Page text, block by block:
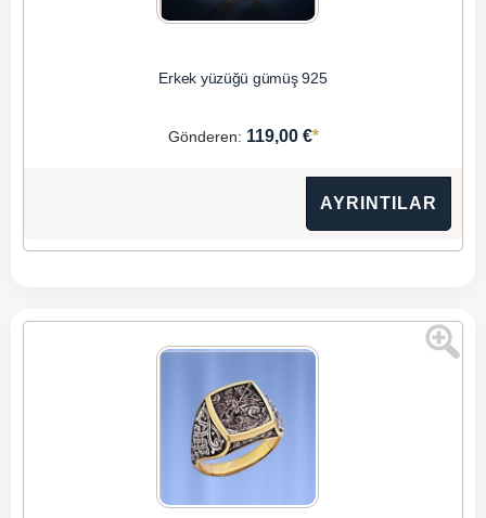
Erkek yüzüğü gümüş 925
Gönderen: 119,00 €*
AYRINTILAR